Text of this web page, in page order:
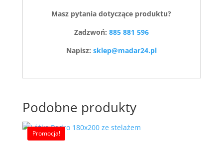
Masz pytania dotyczące produktu?
Zadzwoń: 885 881 596
Napisz: sklep@madar24.pl
Podobne produkty
Promocja!